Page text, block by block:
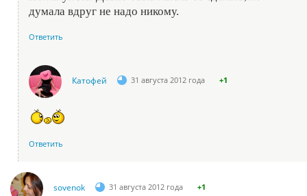
думала вдруг не надо никому.
Ответить
Катофей 31 августа 2012 года +1
Ответить
sovenok 31 августа 2012 года +1